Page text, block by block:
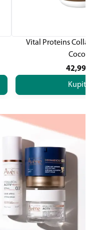
Vital Proteins
Cocoa
42,99
Kupite